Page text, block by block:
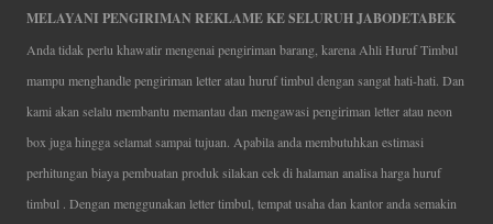
MELAYANI PENGIRIMAN REKLAME KE SELURUH JABODETABEK
Anda tidak perlu khawatir mengenai pengiriman barang, karena Ahli Huruf Timbul
mampu menghandle pengiriman letter atau huruf timbul dengan sangat hati-hati. Dan
kami akan selalu membantu memantau dan mengawasi pengiriman letter atau neon
box juga hingga selamat sampai tujuan. Apabila anda membutuhkan estimasi
perhitungan biaya pembuatan produk silakan cek di halaman analisa harga huruf
timbul . Dengan menggunakan letter timbul, tempat usaha dan kantor anda semakin